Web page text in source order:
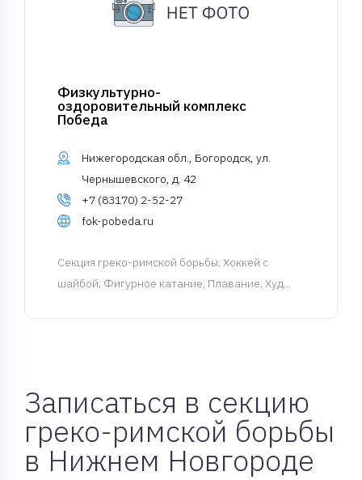
Физкультурно-
оздоровительный комплекс
Победа
Нижегородская обл., Богородск, ул.
Чернышевского, д. 42
+7 (83170) 2-52-27
fok-pobeda.ru
Cекция греко-римской борьбы; Хоккей с
шайбой; Фигурное катание; Плавание; Худ...
Записаться в секцию
греко-римской борьбы
в Нижнем Новгороде